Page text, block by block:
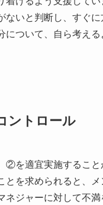
いと判断し、すぐに
ついて、自ら考え
ントロール
を適宜実施すること
を求められると、
ジャーに対して不満